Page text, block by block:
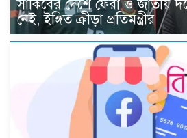
সাকিবের দেশে ফেরা ও জাতীয়
নেই, ইঙ্গিত ক্রীড়া প্রতিমন্ত্রীর